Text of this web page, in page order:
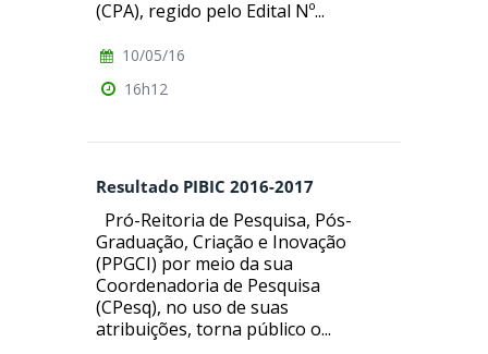
(CPA), regido pelo Edital Nº...
10/05/16
16h12
Resultado PIBIC 2016-2017
Pró-Reitoria de Pesquisa, Pós-
Graduação, Criação e Inovação
(PPGCI) por meio da sua
Coordenadoria de Pesquisa
(CPesq), no uso de suas
atribuições, torna público o...